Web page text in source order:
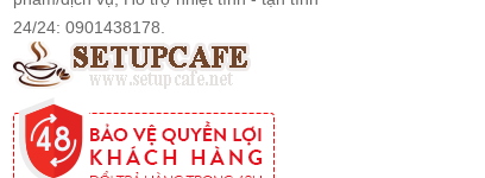
24/24: 0901438178.